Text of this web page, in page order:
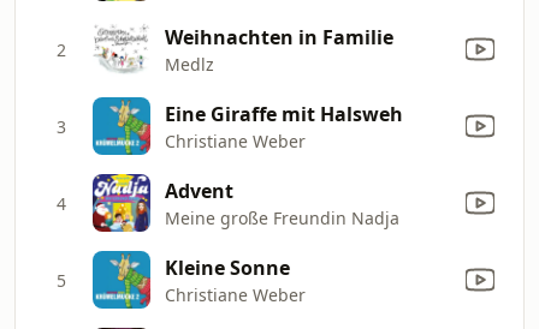
2 Weihnachten in Familie
Medlz
3 Eine Giraffe mit Halsweh
Christiane Weber
4 Advent
Meine große Freundin Nadja
5 Kleine Sonne
Christiane Weber